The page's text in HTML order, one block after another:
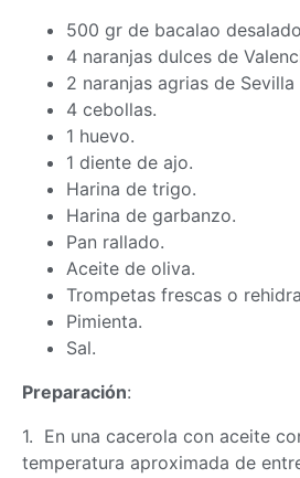
500 gr de bacalao
4 naranjas dulces de
2 naranjas agrias de Sevilla
4 cebollas.
1 huevo.
1 diente de ajo.
Harina de trigo.
Harina de garbanzo.
Pan rallado.
Aceite de oliva.
Trompetas frescas o
Pimienta.
Sal.
Preparación:
1. En una cacerola con aceite
temperatura aproximada de